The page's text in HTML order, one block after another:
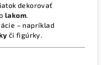
dekorovať
lakom.
– napríklad
či figúrky.